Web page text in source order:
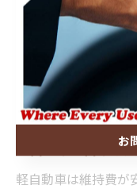
軽自動車や
の注意点と
軽自動車中古車購
軽自動車は維持費が
お
お